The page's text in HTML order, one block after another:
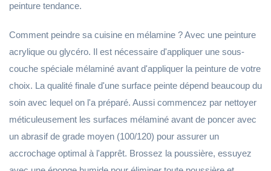
peinture tendance.
Comment peindre sa cuisine en mélamine ? Avec une peinture
acrylique ou glycéro. Il est nécessaire d'appliquer une sous-
couche spéciale mélaminé avant d'appliquer la peinture de votre
choix. La qualité finale d'une surface peinte dépend beaucoup du
soin avec lequel on l'a préparé. Aussi commencez par nettoyer
méticuleusement les surfaces mélaminé avant de poncer avec
un abrasif de grade moyen (100/120) pour assurer un
accrochage optimal à l'apprêt. Brossez la poussière, essuyez